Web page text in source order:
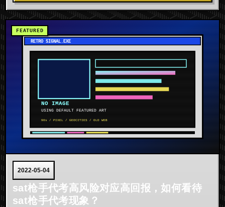
2022-05-04
sat枪手代考高风险对应高回报，如何看待
sat枪手代考现象？